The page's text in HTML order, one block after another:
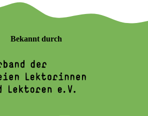
Bekannt durch